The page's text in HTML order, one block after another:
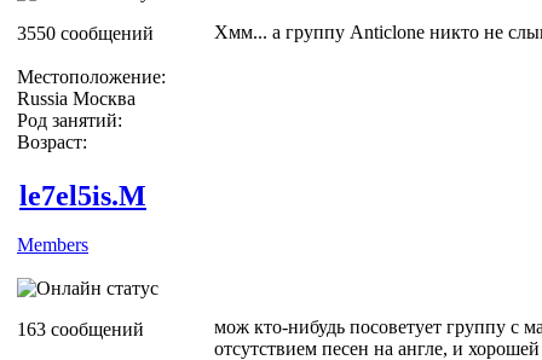
3550 сообщений
Местоположение:
Russia Москва
Род занятий:
Возраст:
Хмм... а группу Anticlone никто не
le7el5is.M
Members
163 сообщений
мож кто-нибудь посоветует группу с
отсутствием песен на англе, и